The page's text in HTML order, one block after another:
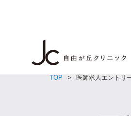
TOP 医師求人エントリ